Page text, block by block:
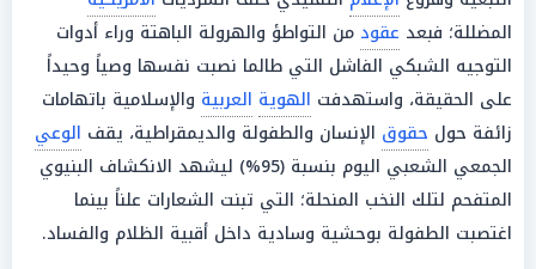
المضللة؛ فبعد عقود من التواطؤ والهرولة الباهتة وراء أدوات
التوجيه الشبكي الفاشل التي طالما نصبت نفسها وصياً وحيداً
على الحقيقة، واستهدفت الهوية العربية والإسلامية باتهامات
زائفة حول حقوق الإنسان والطفولة والديمقراطية، يقف الوعي
الجمعي الشعبي اليوم بنسبة (95%) ليشهد الانكشاف البنيوي
المتفحم لتلك النخب المنحلة؛ التي تبنت الشعارات علناً بينما
اغتصبت الطفولة بوحشية وسادية داخل أقبية الظلام والفساد.